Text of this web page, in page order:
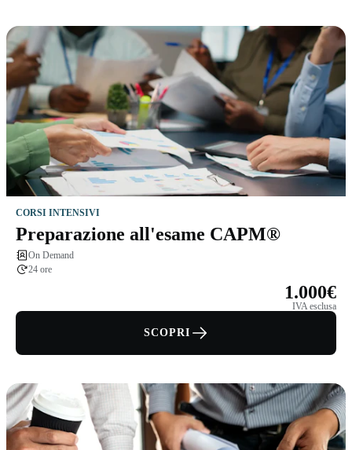
CORSI INTENSIVI
Preparazione all'esame CAPM®
On Demand
24 ore
1.000€
IVA esclusa
SCOPRI